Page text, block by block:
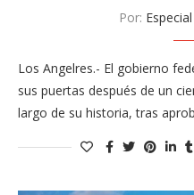
Por: Especial
Los Angelres.- El gobierno
sus puertas después de un
largo de su historia, tras